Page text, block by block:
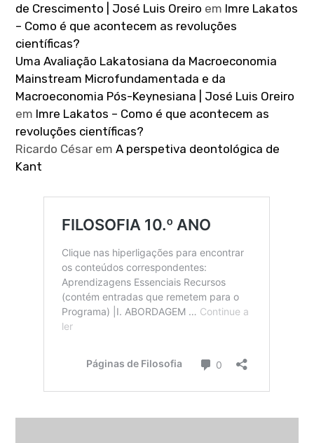
de Crescimento | José Luis Oreiro em Imre Lakatos
– Como é que acontecem as revoluções
científicas?
Uma Avaliação Lakatosiana da Macroeconomia
Mainstream Microfundamentada e da
Macroeconomia Pós-Keynesiana | José Luis Oreiro
em Imre Lakatos – Como é que acontecem as
revoluções científicas?
Ricardo César emA perspetiva deontológica de
Kant